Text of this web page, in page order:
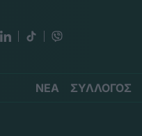
ΝΕΑ ΣΥΛΛΟΓΟΣ